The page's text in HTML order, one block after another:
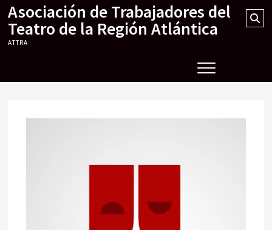
Skip
content
Asociación de Trabajadores del
Teatro de la Región Atlántica
ATTRA